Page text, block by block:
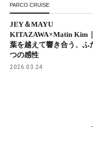
PARCO CRUISE
JEY＆MAYU
KITAZAWA×Matin Kim
葉を越えて響き合う、ふ
つの感性
2026.03.24